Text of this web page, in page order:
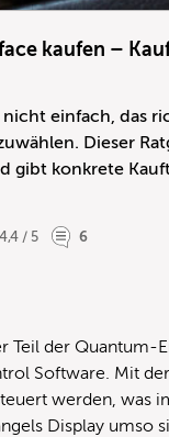
kaufen –
nicht einfach, das
Dieser
gibt konkrete
4,4 / 5 6
Teil der Quantum-
Software. Mit
werden, was
Display umso